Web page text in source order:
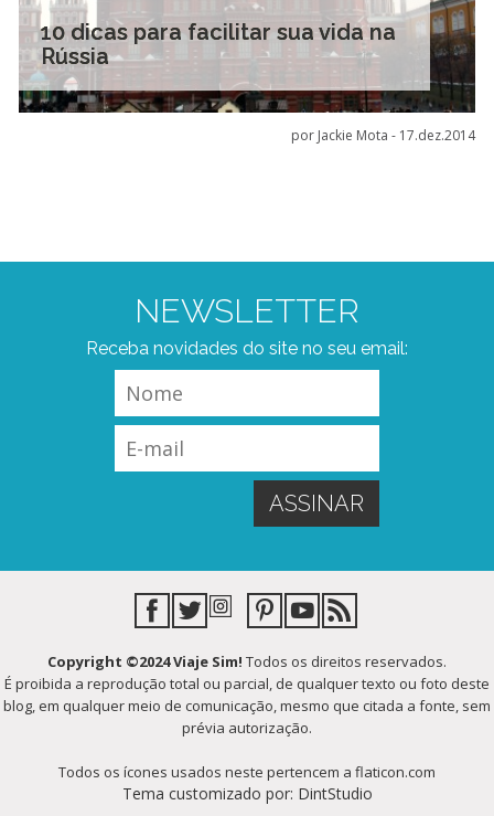
10 dicas para facilitar sua vida na
Rússia
por Jackie Mota - 17.dez.2014
NEWSLETTER
Receba novidades do site no seu email:
Copyright ©2024 Viaje Sim! Todos os direitos reservados.
É proibida a reprodução total ou parcial, de qualquer texto ou foto deste
blog, em qualquer meio de comunicação, mesmo que citada a fonte, sem
prévia autorização.
Todos os ícones usados neste pertencem a flaticon.com
Tema customizado por: DintStudio